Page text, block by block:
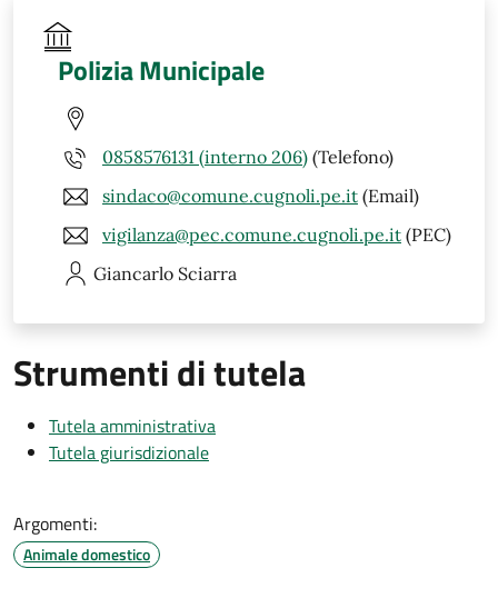
Polizia Municipale
0858576131 (interno 206) (Telefono)
sindaco@comune.cugnoli.pe.it (Email)
vigilanza@pec.comune.cugnoli.pe.it (PEC)
Giancarlo Sciarra
Strumenti di tutela
Tutela amministrativa
Tutela giurisdizionale
Argomenti:
Animale domestico